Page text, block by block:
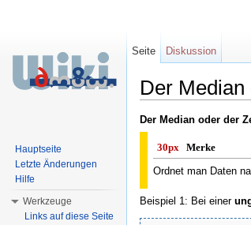
Der
Der Median oder der
30px Merke
Ordnet man Daten
Beispiel 1: Bei einer
Seite Diskussion
Hauptseite
Letzte Änderungen
Hilfe
Werkzeuge
Links auf diese Seite